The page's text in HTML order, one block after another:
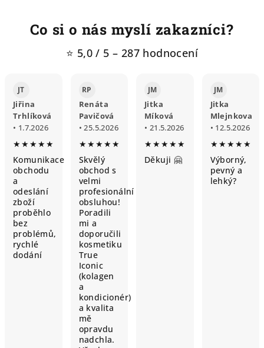
Co si o nás myslí zakazníci?
⭐ 5,0 / 5 – 287 hodnocení
JT
Jiřina
Trhlíková
• 1.7.2026
★★★★★
Komunikace
obchodu
a
odeslání
zboží
proběhlo
bez
problémů,
rychlé
dodání
RP
Renáta
Pavičová
• 25.5.2026
★★★★★
Skvělý
obchod s
velmi
profesionální
obsluhou!
Poradili
mi a
doporučili
kosmetiku
True
Iconic
(kolagen
a
kondicionér)
a kvalita
mě
opravdu
nadchla.
JM
Jitka
Míková
• 21.5.2026
★★★★★
Děkuji 🤗
JM
Jitka
Mlejnkova
• 12.5.2026
★★★★★
Výborný,
pevný a
lehký?